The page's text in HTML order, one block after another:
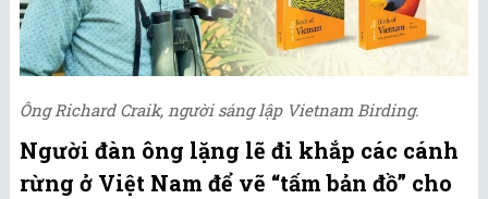
Ông Richard Craik, người sáng lập Vietnam Birding.
Người đàn ông lặng lẽ đi khắp các cánh
rừng ở Việt Nam để vẽ “tấm bản đồ” cho